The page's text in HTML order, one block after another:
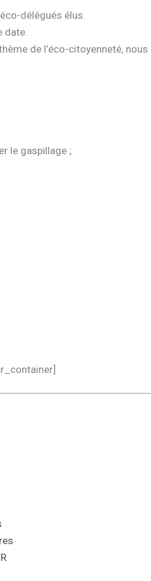
délégués élus.
date.
de l’éco-citoyenneté,
le gaspillage ;